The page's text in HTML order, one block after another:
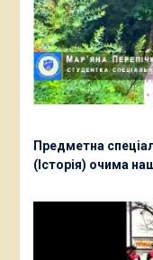
Предметна
(Історія) очима